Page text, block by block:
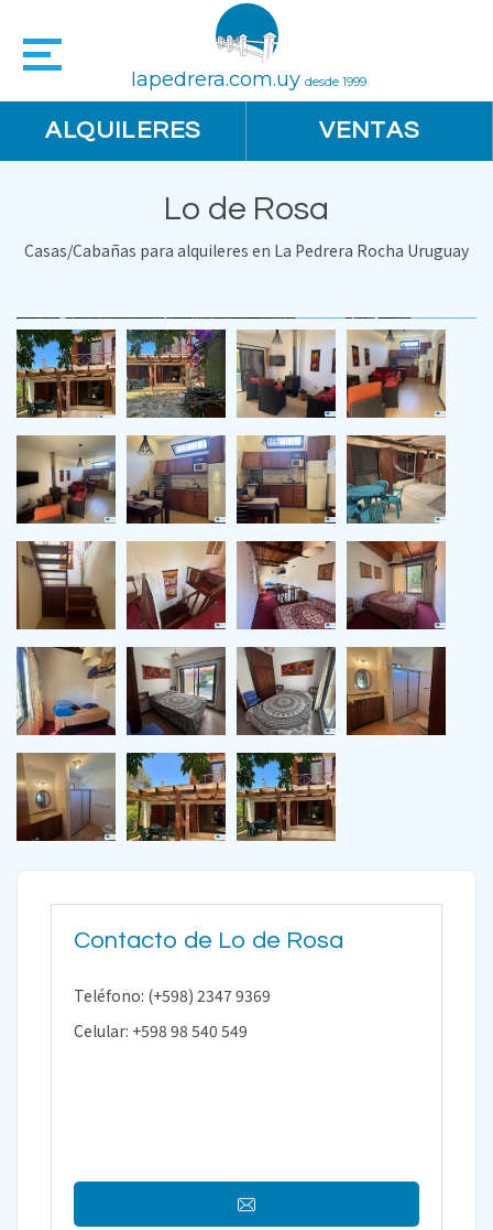
lapedrera.com.uy desde 1999
ALQUILERES VENTAS
Lo de Rosa
Casas/Cabañas para alquileres en La Pedrera Rocha Uruguay
Contacto de Lo de Rosa
Teléfono: (+598) 2347 9369
Celular: +598 98 540 549